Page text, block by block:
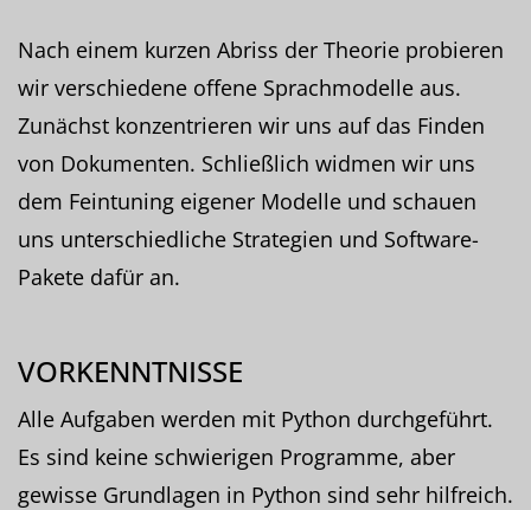
Nach einem kurzen Abriss der Theorie probieren
wir verschiedene offene Sprachmodelle aus.
Zunächst konzentrieren wir uns auf das Finden
von Dokumenten. Schließlich widmen wir uns
dem Feintuning eigener Modelle und schauen
uns unterschiedliche Strategien und Software-
Pakete dafür an.
VORKENNTNISSE
Alle Aufgaben werden mit Python durchgeführt.
Es sind keine schwierigen Programme, aber
gewisse Grundlagen in Python sind sehr hilfreich.